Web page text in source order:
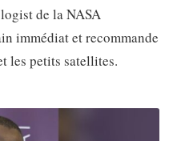
de la NASA
immédiat et recommande
les petits satellites.